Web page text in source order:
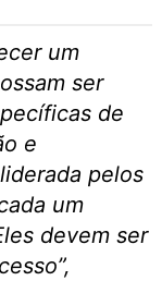
um
ser
de
e
pelos
um
devem ser